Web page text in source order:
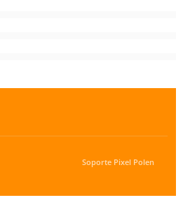
Soporte Pixel Polen